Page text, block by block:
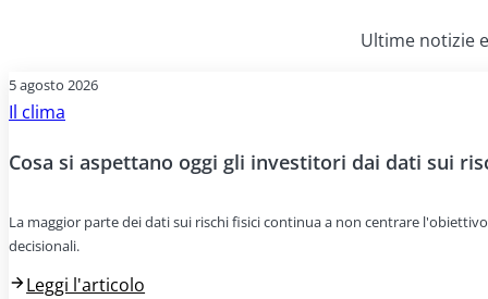
Ultime notizie
5 agosto 2026
Il clima
Cosa si aspettano oggi gli investitori dai dati sui
La maggior parte dei dati sui rischi fisici continua a non centrare
decisionali.
Leggi l'articolo